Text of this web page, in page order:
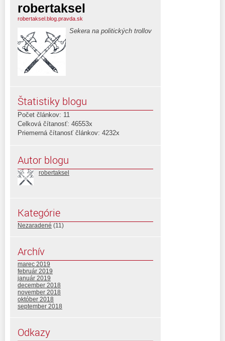
robertaksel
robertaksel.blog.pravda.sk
Sekera na politických trollov
Štatistiky blogu
Počet článkov: 11
Celková čítanosť: 46553x
Priemerná čítanosť článkov: 4232x
Autor blogu
robertaksel
Kategórie
Nezaradené (11)
Archív
marec 2019
február 2019
január 2019
december 2018
november 2018
október 2018
september 2018
Odkazy